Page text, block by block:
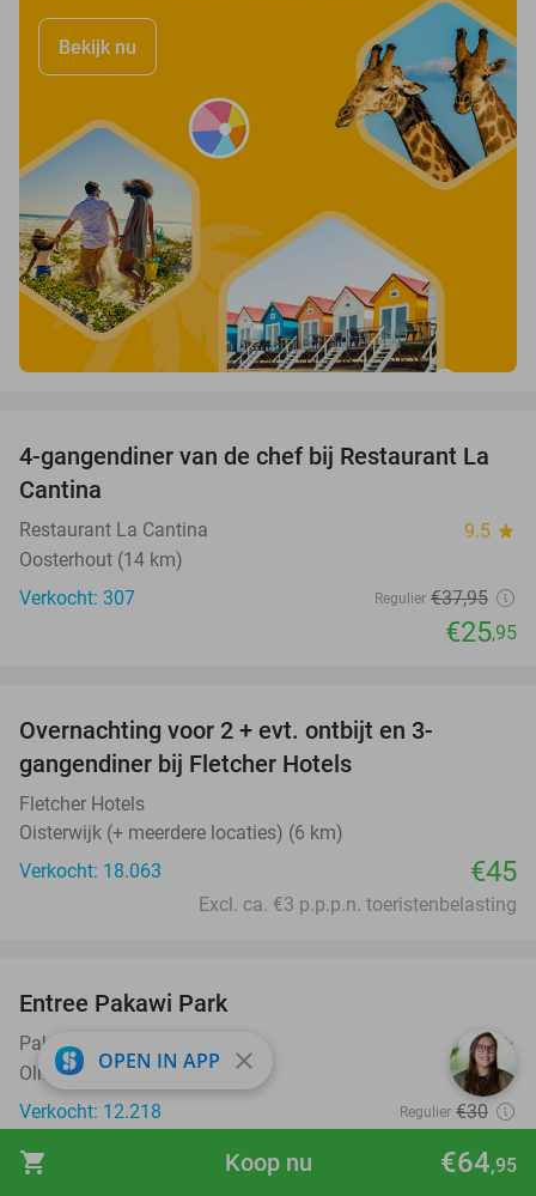
shopping_cart €64,95
Koop nu
Bekijk nu
32%
4-gangendiner van de chef bij Restaurant La
Cantina
Restaurant La Cantina 9.5 star
Oosterhout (14 km)
Verkocht: 307
Regulier €37,95
€25,95
Overnachting voor 2 + evt. ontbijt en 3-
gangendiner bij Fletcher Hotels
Fletcher Hotels
Oisterwijk (+ meerdere locaties) (6 km)
Verkocht: 18.063
€45
Excl. ca. €3 p.p.p.n. toeristenbelasting
Entree Pakawi Park
Pakawi Park 8.9star
Olmen
Verkocht: 12.218
Regulier €30
€21
favorite_border
OPEN IN APP close